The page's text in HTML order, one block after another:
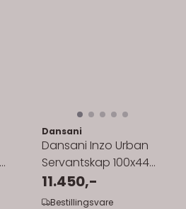
Dansani
Dansani Inzo Urban
Servantskap 100x44
cm med glatt front
for enkel ...
11.450,-
Bestillingsvare